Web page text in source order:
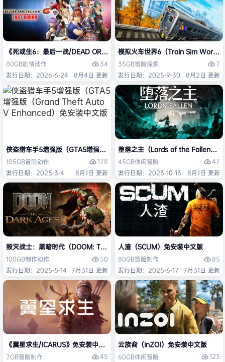
《死或生6：最后一战/DEAD OR ALIVE 6 Last Round》免安装中文版
80GB剧情动作
34
发行日期：2026-6-24
8月4日 更新
模拟火车世界6（Train Sim World
35GB冒险探索
7
发行日期：2025-9-30
8月2日 更新
侠盗猎车手5增强版（GTA5增强版（Grand Theft Auto V Enhanced）免
105GB冒险动作
178
发行日期：2025-3-4
8月1日 更新
堕落之主（Lords of the Fallen）免
45GB休闲冒险
47
发行日期：2023-10-13
8月1日 更新
毁灭战士：黑暗时代（DOOM: The Dark Ages）免安装中文版
100GB制作动作
50
发行日期：2025-5-14 7月31日 更新
人渣（SCUM）免安装中文版
80GB冒险制作
85
发行日期：2025-6-17 7月31日 更新
《翼星求生/ICARUS》免安装中文版
7GB冒险制作
45
云族裔（inZOI）免安装中文版
60GB休闲冒险
123